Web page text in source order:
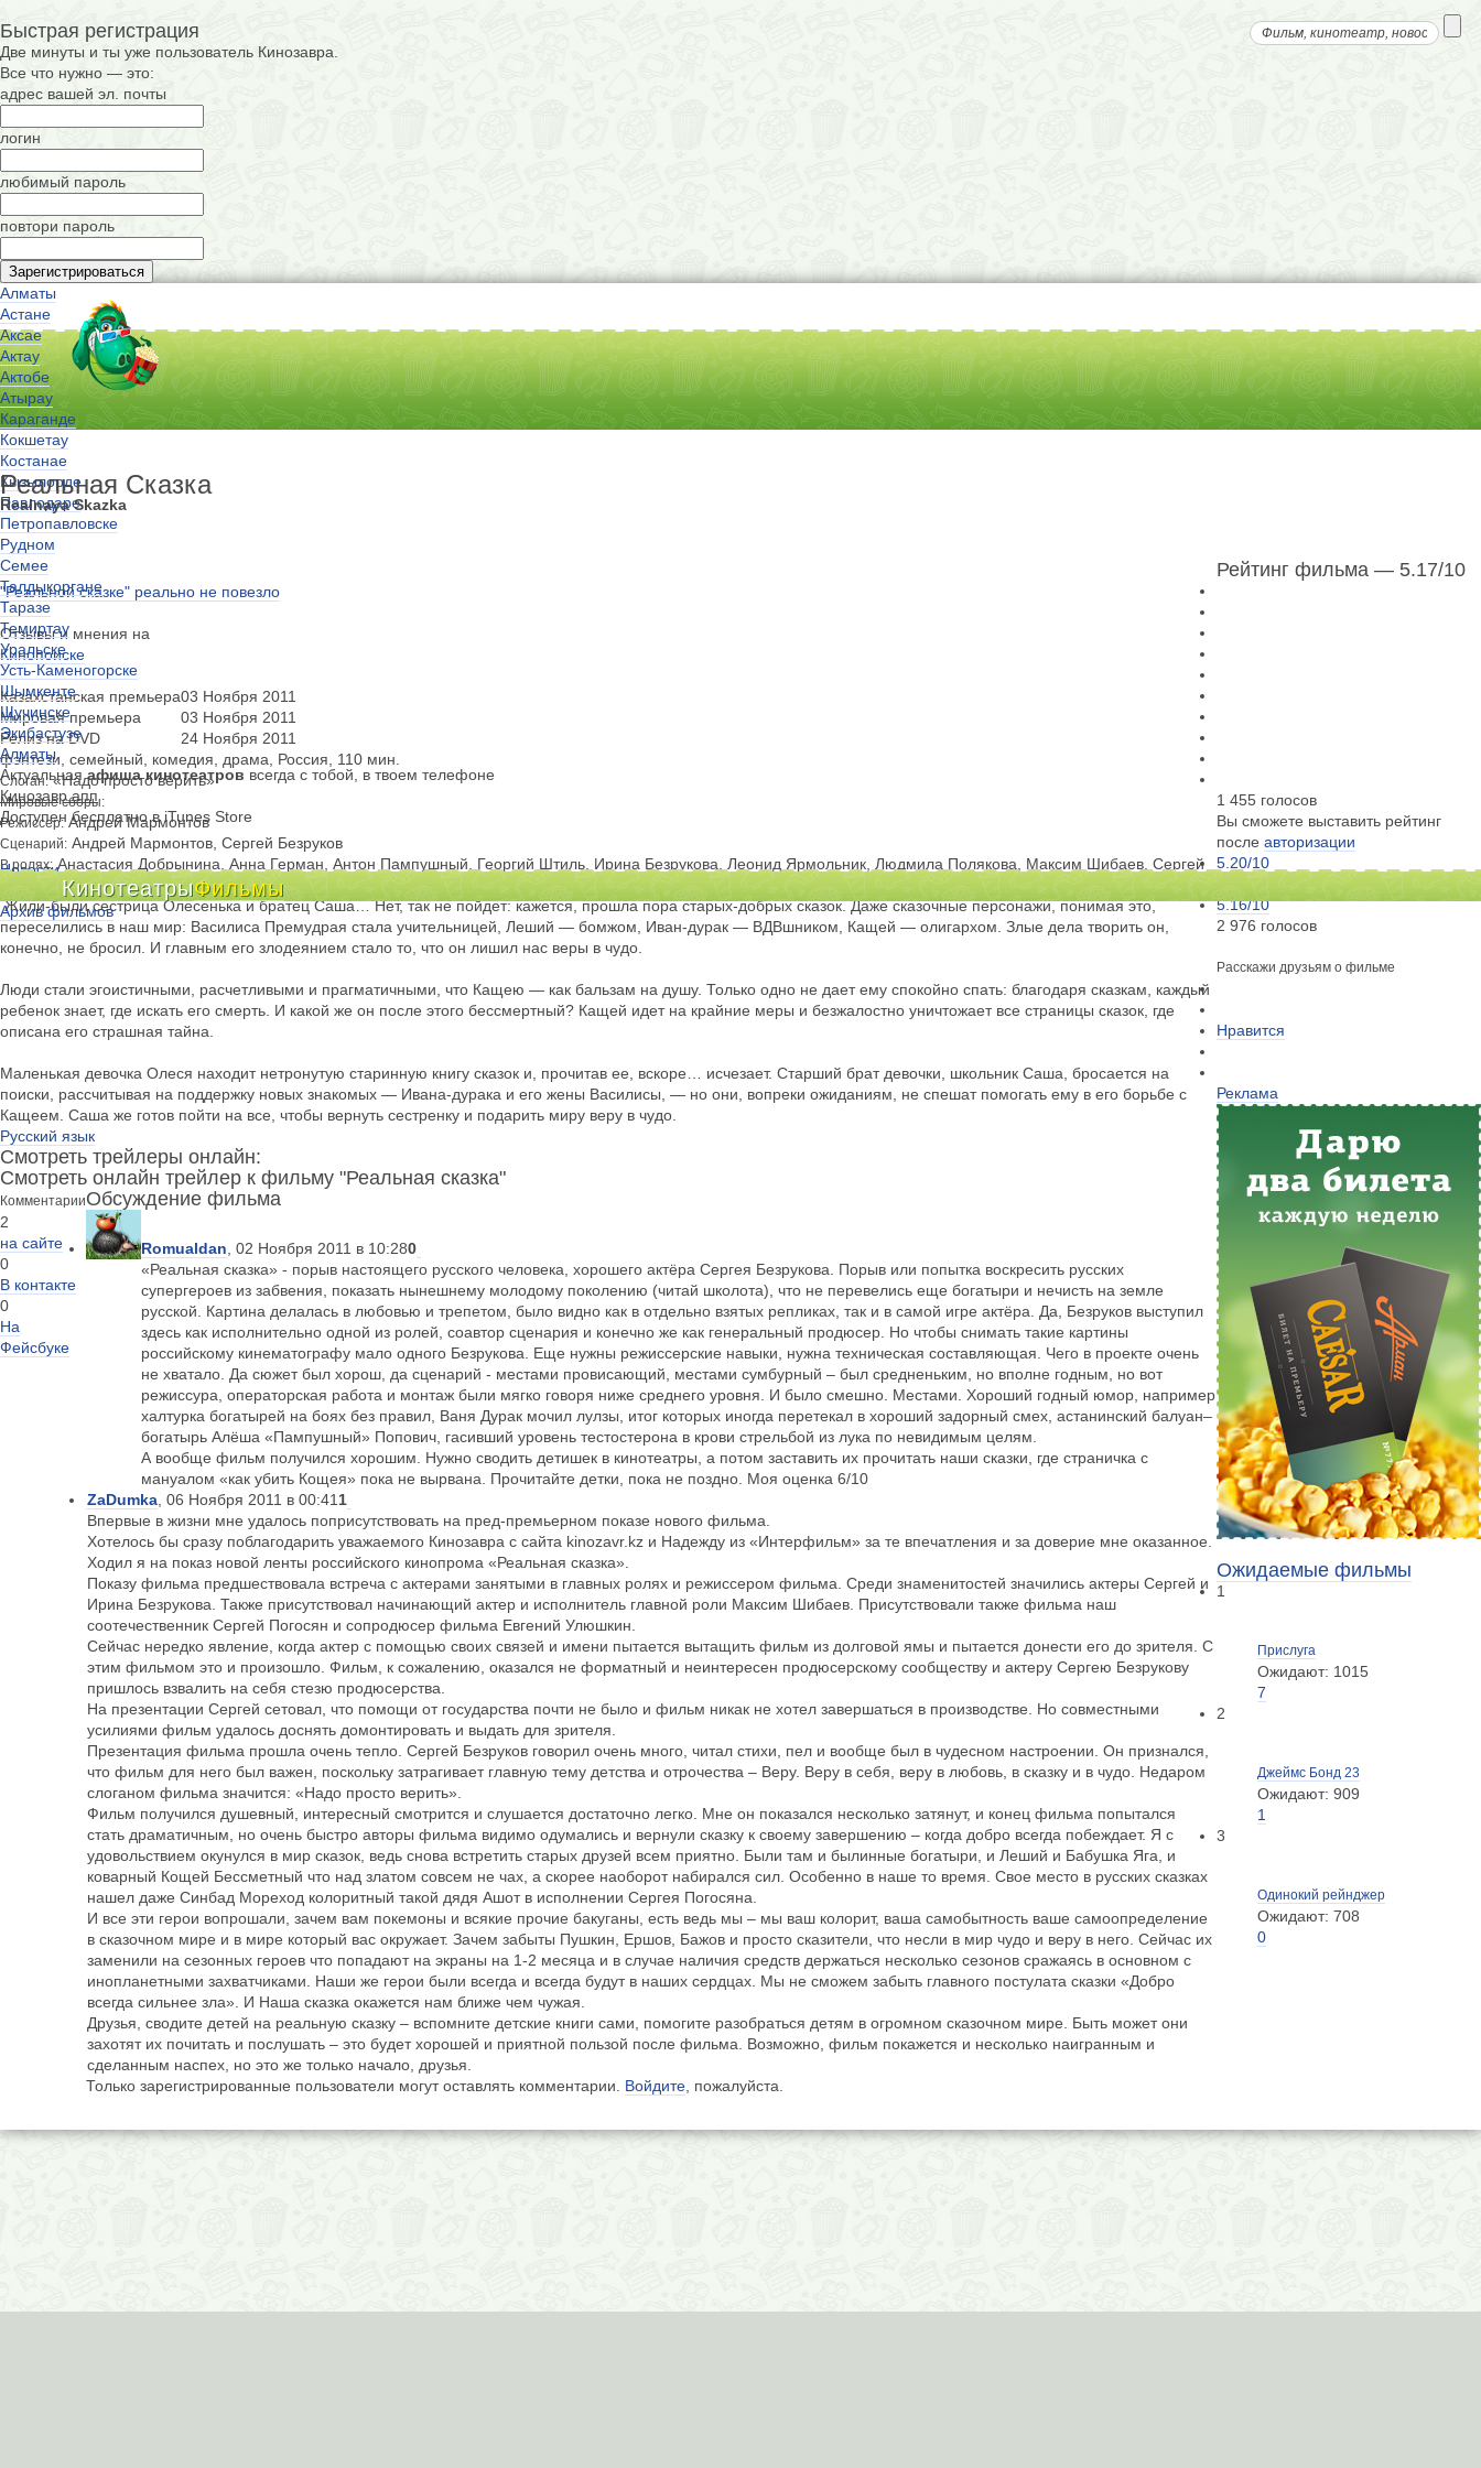
Быстрая регистрация
Две минуты и ты уже пользователь Кинозавра.
Все что нужно — это:
адрес вашей эл. почты
логин
любимый пароль
повтори пароль
Алматы
Астане
Аксае
Актау
Актобе
Атырау
Караганде
Кокшетау
Костанае
Кызылорде
Павлодаре
Петропавловске
Рудном
Семее
Талдыкоргане
Таразе
Темиртау
Уральске
Усть-Каменогорске
Шымкенте
Щучинске
Экибастузе
Алматы
Актуальнаяафиша кинотеатров всегда с тобой, в твоем телефоне
Кинозавр.апп
Доступен бесплатно в iTunes Store
КинотеатрыФильмы
Новости
Киноклубы
Архив фильмов
Реальная Сказка
Realnaya Skazka
"Реальной сказке" реально не повезло
Отзывы и мнения на
Кинопоиске
Казахстанская премьера03 Ноября 2011
Мировая премьера
03 Ноября 2011
Релиз на DVD
24 Ноября 2011
фэнтези, семейный, комедия, драма, Россия, 110 мин.
Слоган:«Надо просто верить»
Мировые сборы:
Режиссер:Андрей Мармонтов
Сценарий: Андрей Мармонтов, Сергей Безруков
В ролях:Анастасия Добрынина, Анна Герман, Антон Пампушный, Георгий Штиль, Ирина Безрукова, Леонид Ярмольник, Людмила Полякова, Максим Шибаев, Сергей
Безруков, Сергей Погосян
Жили-были сестрица Олесенька и братец Саша… Нет, так не пойдет: кажется, прошла пора старых-добрых сказок. Даже сказочные персонажи, понимая это,
переселились в наш мир: Василиса Премудрая стала учительницей, Леший — бомжом, Иван-дурак — ВДВшником, Кащей — олигархом. Злые дела творить он,
конечно, не бросил. И главным его злодеянием стало то, что он лишил нас веры в чудо.
Люди стали эгоистичными, расчетливыми и прагматичными, что Кащею — как бальзам на душу. Только одно не дает ему спокойно спать: благодаря сказкам, каждый
ребенок знает, где искать его смерть. И какой же он после этого бессмертный? Кащей идет на крайние меры и безжалостно уничтожает все страницы сказок, где
описана его страшная тайна.
Маленькая девочка Олеся находит нетронутую старинную книгу сказок и, прочитав ее, вскоре… исчезает. Старший брат девочки, школьник Саша, бросается на
поиски, рассчитывая на поддержку новых знакомых — Ивана-дурака и его жены Василисы, — но они, вопреки ожиданиям, не спешат помогать ему в его борьбе с
Кащеем. Саша же готов пойти на все, чтобы вернуть сестренку и подарить миру веру в чудо.
Русский язык
Смотреть трейлеры онлайн:
Смотреть онлайн трейлер к фильму "Реальная сказка"
Комментарии
2
на сайте
0
В контакте
0
На
Фейсбуке
Обсуждение фильма
Romualdan , 02 Ноября 2011 в 10:280
«Реальная сказка» - порыв настоящего русского человека, хорошего актёра Сергея Безрукова. Порыв или попытка воскресить русских
супергероев из забвения, показать нынешнему молодому поколению (читай школота), что не перевелись еще богатыри и нечисть на земле
русской. Картина делалась в любовью и трепетом, было видно как в отдельно взятых репликах, так и в самой игре актёра. Да, Безруков выступил
здесь как исполнительно одной из ролей, соавтор сценария и конечно же как генеральный продюсер. Но чтобы снимать такие картины
российскому кинематографу мало одного Безрукова. Еще нужны режиссерские навыки, нужна техническая составляющая. Чего в проекте очень
не хватало. Да сюжет был хорош, да сценарий - местами провисающий, местами сумбурный – был средненьким, но вполне годным, но вот
режиссура, операторская работа и монтаж были мягко говоря ниже среднего уровня. И было смешно. Местами. Хороший годный юмор, например
халтурка богатырей на боях без правил, Ваня Дурак мочил лулзы, итог которых иногда перетекал в хороший задорный смех, астанинский балуан–
богатырь Алёша «Пампушный» Попович, гасивший уровень тестостерона в крови стрельбой из лука по невидимым целям.
А вообще фильм получился хорошим. Нужно сводить детишек в кинотеатры, а потом заставить их прочитать наши сказки, где страничка с
мануалом «как убить Кощея» пока не вырвана. Прочитайте детки, пока не поздно. Моя оценка 6/10
ZaDumka , 06 Ноября 2011 в 00:41 1
Впервые в жизни мне удалось поприсутствовать на пред-премьерном показе нового фильма.
Хотелось бы сразу поблагодарить уважаемого Кинозавра с сайта kinozavr.kz и Надежду из «Интерфильм» за те впечатления и за доверие мне оказанное.
Ходил я на показ новой ленты российского кинопрома «Реальная сказка».
Показу фильма предшествовала встреча с актерами занятыми в главных ролях и режиссером фильма. Среди знаменитостей значились актеры Сергей и
Ирина Безрукова. Также присутствовал начинающий актер и исполнитель главной роли Максим Шибаев. Присутствовали также фильма наш
соотечественник Сергей Погосян и сопродюсер фильма Евгений Улюшкин.
Сейчас нередко явление, когда актер с помощью своих связей и имени пытается вытащить фильм из долговой ямы и пытается донести его до зрителя. С
этим фильмом это и произошло. Фильм, к сожалению, оказался не форматный и неинтересен продюсерскому сообществу и актеру Сергею Безрукову
пришлось взвалить на себя стезю продюсерства.
На презентации Сергей сетовал, что помощи от государства почти не было и фильм никак не хотел завершаться в производстве. Но совместными
усилиями фильм удалось доснять домонтировать и выдать для зрителя.
Презентация фильма прошла очень тепло. Сергей Безруков говорил очень много, читал стихи, пел и вообще был в чудесном настроении. Он признался,
что фильм для него был важен, поскольку затрагивает главную тему детства и отрочества – Веру. Веру в себя, веру в любовь, в сказку и в чудо. Недаром
слоганом фильма значится: «Надо просто верить».
Фильм получился душевный, интересный смотрится и слушается достаточно легко. Мне он показался несколько затянут, и конец фильма попытался
стать драматичным, но очень быстро авторы фильма видимо одумались и вернули сказку к своему завершению – когда добро всегда побеждает. Я с
удовольствием окунулся в мир сказок, ведь снова встретить старых друзей всем приятно. Были там и былинные богатыри, и Леший и Бабушка Яга, и
коварный Кощей Бессметный что над златом совсем не чах, а скорее наоборот набирался сил. Особенно в наше то время. Свое место в русских сказках
нашел даже Синбад Мореход колоритный такой дядя Ашот в исполнении Сергея Погосяна.
И все эти герои вопрошали, зачем вам покемоны и всякие прочие бакуганы, есть ведь мы – мы ваш колорит, ваша самобытность ваше самоопределение
в сказочном мире и в мире который вас окружает. Зачем забыты Пушкин, Ершов, Бажов и просто сказители, что несли в мир чудо и веру в него. Сейчас их
заменили на сезонных героев что попадают на экраны на 1-2 месяца и в случае наличия средств держаться несколько сезонов сражаясь в основном с
инопланетными захватчиками. Наши же герои были всегда и всегда будут в наших сердцах. Мы не сможем забыть главного постулата сказки «Добро
всегда сильнее зла». И Наша сказка окажется нам ближе чем чужая.
Друзья, сводите детей на реальную сказку – вспомните детские книги сами, помогите разобраться детям в огромном сказочном мире. Быть может они
захотят их почитать и послушать – это будет хорошей и приятной пользой после фильма. Возможно, фильм покажется и несколько наигранным и
сделанным наспех, но это же только начало, друзья.
Только зарегистрированные пользователи могут оставлять комментарии. Войдите , пожалуйста.
Рейтинг фильма — 5.17/10
1 455 голосов
Вы сможете выставить рейтинг
после авторизации
5.20/10
5.16/10
2 976 голосов
Расскажи друзьям о фильме
Нравится
Реклама
Ожидаемые фильмы
1
Прислуга
Ожидают: 1015
7
2
Джеймс Бонд 23
Ожидают: 909
1
3
Одинокий рейнджер
Ожидают: 708
0